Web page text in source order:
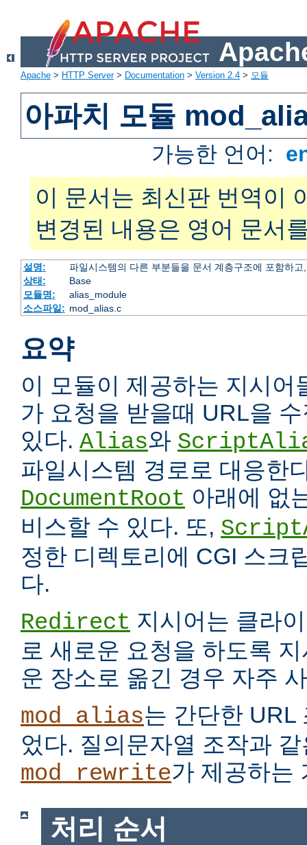
Apache > HTTP Server> Documentation > Version 2.4 > 모듈
아파치 모듈
가능한 언어:
이 문서는 최신판 번역이
변경된 내용은 영어 문서
설명:
파일시스템의 다른 부분들을 문서 계층구조에 포함하
상태:
Base
모듈명:
alias_module
소스파일: mod_alias.c
요약
이 모듈이 제공하는 지시어
가 요청을 받을때 URL을
있다. Alias와
파일시스템 경로로 대응한
DocumentRoot 아래에 없
비스할 수 있다. 또,
정한 디렉토리에 CGI 스크
다.
Redirect 지시어는 클라
로 새로운 요청을 하도록
운 장소로 옮긴 경우 자주
mod_alias는 간단한 URL
었다. 질의문자열 조작과
mod_rewrite가 제공하는
처리 순서